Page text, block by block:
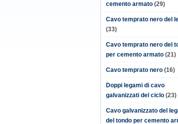
cemento armato (29)
Cavo temprato nero del
(33)
Cavo temprato nero del
per cemento armato (21)
Cavo temprato nero (16)
Doppi legami di cavo
galvanizzati del ciclo (23)
Cavo galvanizzato del
del tondo per cemento